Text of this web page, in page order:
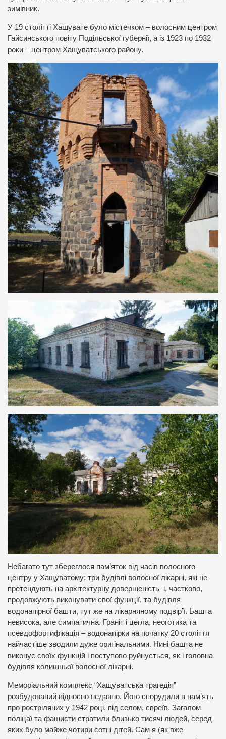
зимівник.
У 19 столітті Хащувате було містечком – волосним центром
Гайсинського повіту Подільської губернії, а із 1923 по 1932
роки – центром Хащуватського району.
Небагато тут збереглося пам’яток від часів волосного
центру у Хащуватому: три будівлі волосної лікарні, які не
претендують на архітектурну довершеність і, частково,
продовжують виконувати свої функції, та будівля
водонапірної башти, тут же на лікарняному подвір’ї. Башта
невисока, але симпатична. Граніт і цегла, неоготика та
псевдофортифікація – водонапірки на початку 20 століття
найчастіше зводили дуже оригінальними. Нині башта не
виконує своїх функцій і поступово руйнується, як і головна
будівля колишньої волосної лікарні.
Меморіальний комплекс “Хащуватська трагедія”
розбудований відносно недавно. Його спорудили в пам’ять
про ростріляних у 1942 році, під селом, євреїв. Загалом
поліцаї та фашисти стратили близько тисячі людей, серед
яких було майже чотири сотні дітей. Сам я (як вже